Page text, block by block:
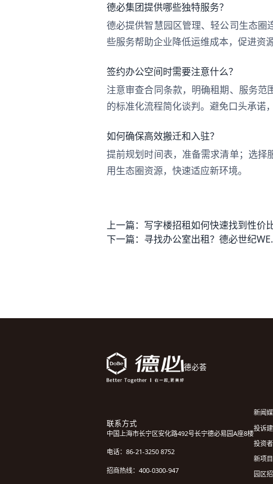
德必集团提供哪些独特服务？
德必提供智慧园区管理、轻公司生态圈
些服务帮助企业降低运维成本，促进资
签约办公空间时需要注意什么？
注意审查合同条款，明确租期、服务
的标准化流程简化谈判。避免口头承诺
如何确保高效搬迁和入驻？
提前规划时间表，准备需求清单；选择
用生态圈资源，快速适应新环境。
上一篇：
下一篇：
寻找办公
德必荟
联系方式
中国上海市长宁区安化路492号长宁德必易园A座8楼
电话：86-21-3250 8752
招商热线：400-0300-947
新闻
投诉
投资
新项
园区